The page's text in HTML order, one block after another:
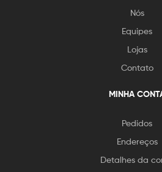
Nós
Equipes
Lojas
Contato
MINHA
Pedidos
Endereços
Detalhes da